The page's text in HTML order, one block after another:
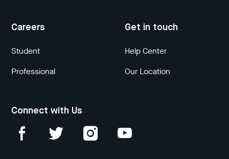
Careers
Student
Professional
Get in touch
Help Center
Our Location
Connect with Us